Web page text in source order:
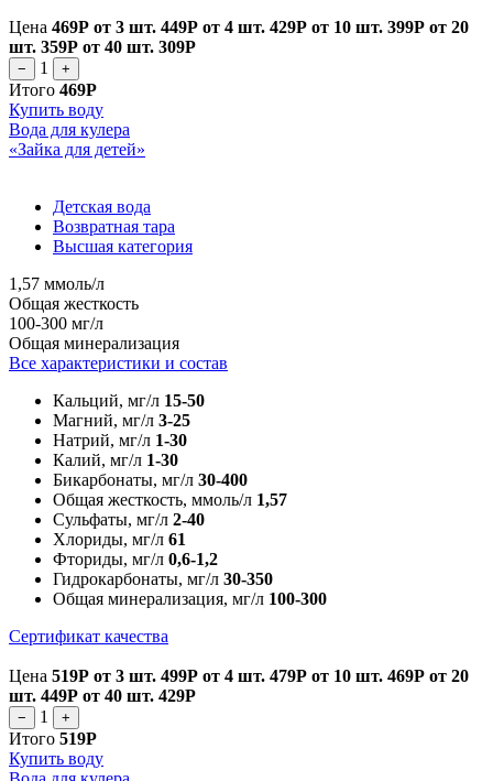
Цена 469Р от 3 шт. 449Р от 4 шт. 429Р от 10 шт. 399Р от 20
шт. 359Р от 40 шт. 309Р
− 1 +
Итого 469Р
Купить воду
Вода для кулера
«Зайка для детей»
Детская вода
Возвратная тара
Высшая категория
1,57 ммоль/л
Общая жесткость
100-300 мг/л
Общая минерализация
Все характеристики и состав
Кальций, мг/л 15-50
Магний, мг/л 3-25
Натрий, мг/л 1-30
Калий, мг/л 1-30
Бикарбонаты, мг/л 30-400
Общая жесткость, ммоль/л 1,57
Сульфаты, мг/л 2-40
Хлориды, мг/л 61
Фториды, мг/л 0,6-1,2
Гидрокарбонаты, мг/л 30-350
Общая минерализация, мг/л 100-300
Сертификат качества
Цена 519Р от 3 шт. 499Р от 4 шт. 479Р от 10 шт. 469Р от 20
шт. 449Р от 40 шт. 429Р
− 1 +
Итого 519Р
Купить воду